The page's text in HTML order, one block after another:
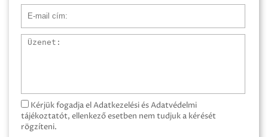
E-mail cím
Üzenet
Kérjük fogadja el Adatkezelési és Adatvédelmi
tájékoztatót, ellenkező esetben nem tudjuk a kérését
rögzíteni.